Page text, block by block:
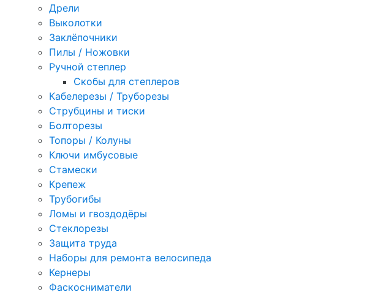
Дрели
Выколотки
Заклёпочники
Пилы / Ножовки
Ручной степлер
Скобы для степлеров
Кабелерезы / Труборезы
Струбцины и тиски
Болторезы
Топоры / Колуны
Ключи имбусовые
Стамески
Крепеж
Трубогибы
Ломы и гвоздодёры
Стеклорезы
Защита труда
Наборы для ремонта велосипеда
Кернеры
Фаскосниматели